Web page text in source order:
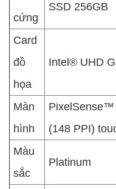
cứng
SSD 256GB
Card
đồ
họa
Intel® UHD
Màn
hình
PixelSense™
(148 PPI)
Màu
sắc
Platinum